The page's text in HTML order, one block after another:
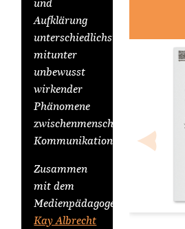
und
Aufklärung
unterschiedlichster
mitunter
unbewusst
wirkender
Phänomene
zwischenmenschlicher
Kommunikation.
Zusammen
mit dem
Medienpädagogen
Kay Albrecht